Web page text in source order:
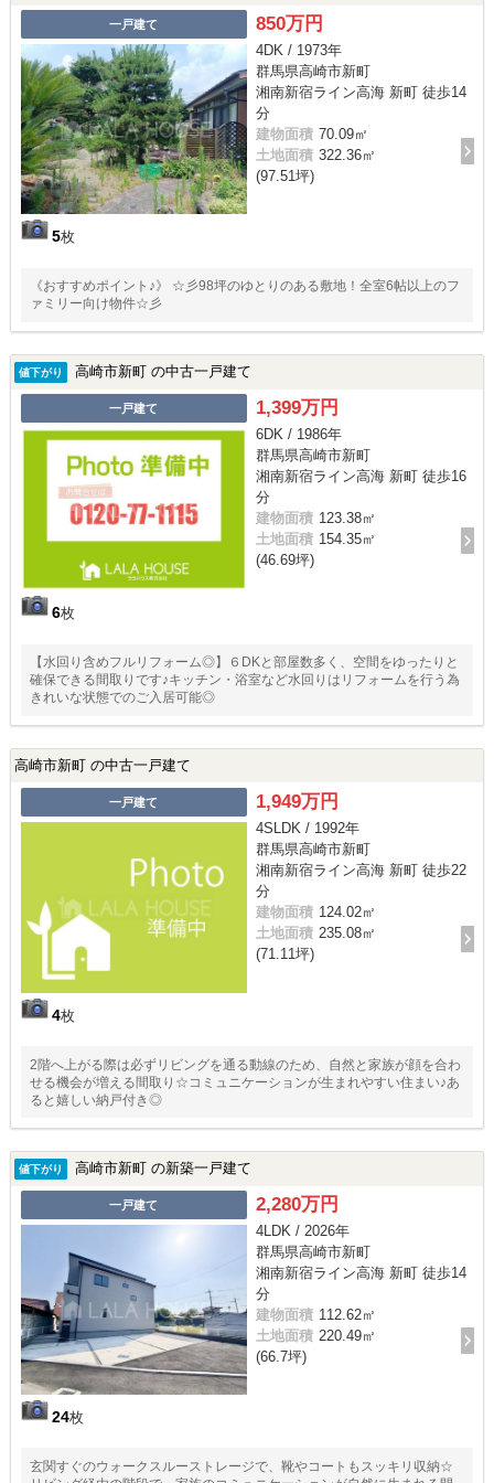
一戸建て
5枚
850万円
4DK / 1973年
群馬県高崎市新町
湘南新宿ライン高海 新町 徒歩14
分
建物面積 70.09㎡
土地面積 322.36㎡
(97.51坪)
《おすすめポイント♪》 ☆彡98坪のゆとりのある敷地！全室6帖以上のフ
ァミリー向け物件☆彡
値下がり 高崎市新町 の中古一戸建て
一戸建て
6枚
1,399万円
6DK / 1986年
群馬県高崎市新町
湘南新宿ライン高海 新町 徒歩16
分
建物面積 123.38㎡
土地面積 154.35㎡
(46.69坪)
【水回り含めフルリフォーム◎】６DKと部屋数多く、空間をゆったりと
確保できる間取りです♪キッチン・浴室など水回りはリフォームを行う為
きれいな状態でのご入居可能◎
高崎市新町 の中古一戸建て
一戸建て
4枚
1,949万円
4SLDK / 1992年
群馬県高崎市新町
湘南新宿ライン高海 新町 徒歩22
分
建物面積 124.02㎡
土地面積 235.08㎡
(71.11坪)
2階へ上がる際は必ずリビングを通る動線のため、自然と家族が顔を合わ
せる機会が増える間取り☆コミュニケーションが生まれやすい住まい♪あ
ると嬉しい納戸付き◎
値下がり 高崎市新町 の新築一戸建て
一戸建て
24枚
2,280万円
4LDK / 2026年
群馬県高崎市新町
湘南新宿ライン高海 新町 徒歩14
分
建物面積 112.62㎡
土地面積 220.49㎡
(66.7坪)
玄関すぐのウォークスルーストレージで、靴やコートもスッキリ収納☆